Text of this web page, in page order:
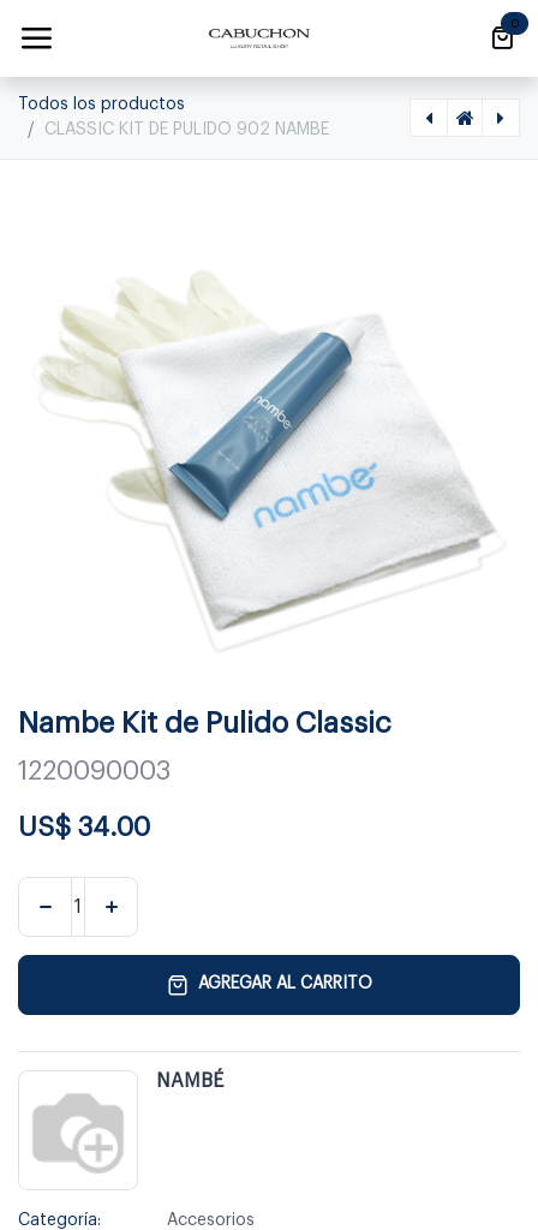
0
Todos los productos
CLASSIC KIT DE PULIDO 902 NAMBE
Nambe Kit de Pulido Classic
1220090003
US$ 34.00
AGREGAR AL CARRITO
NAMBÉ
Categoría: Accesorios